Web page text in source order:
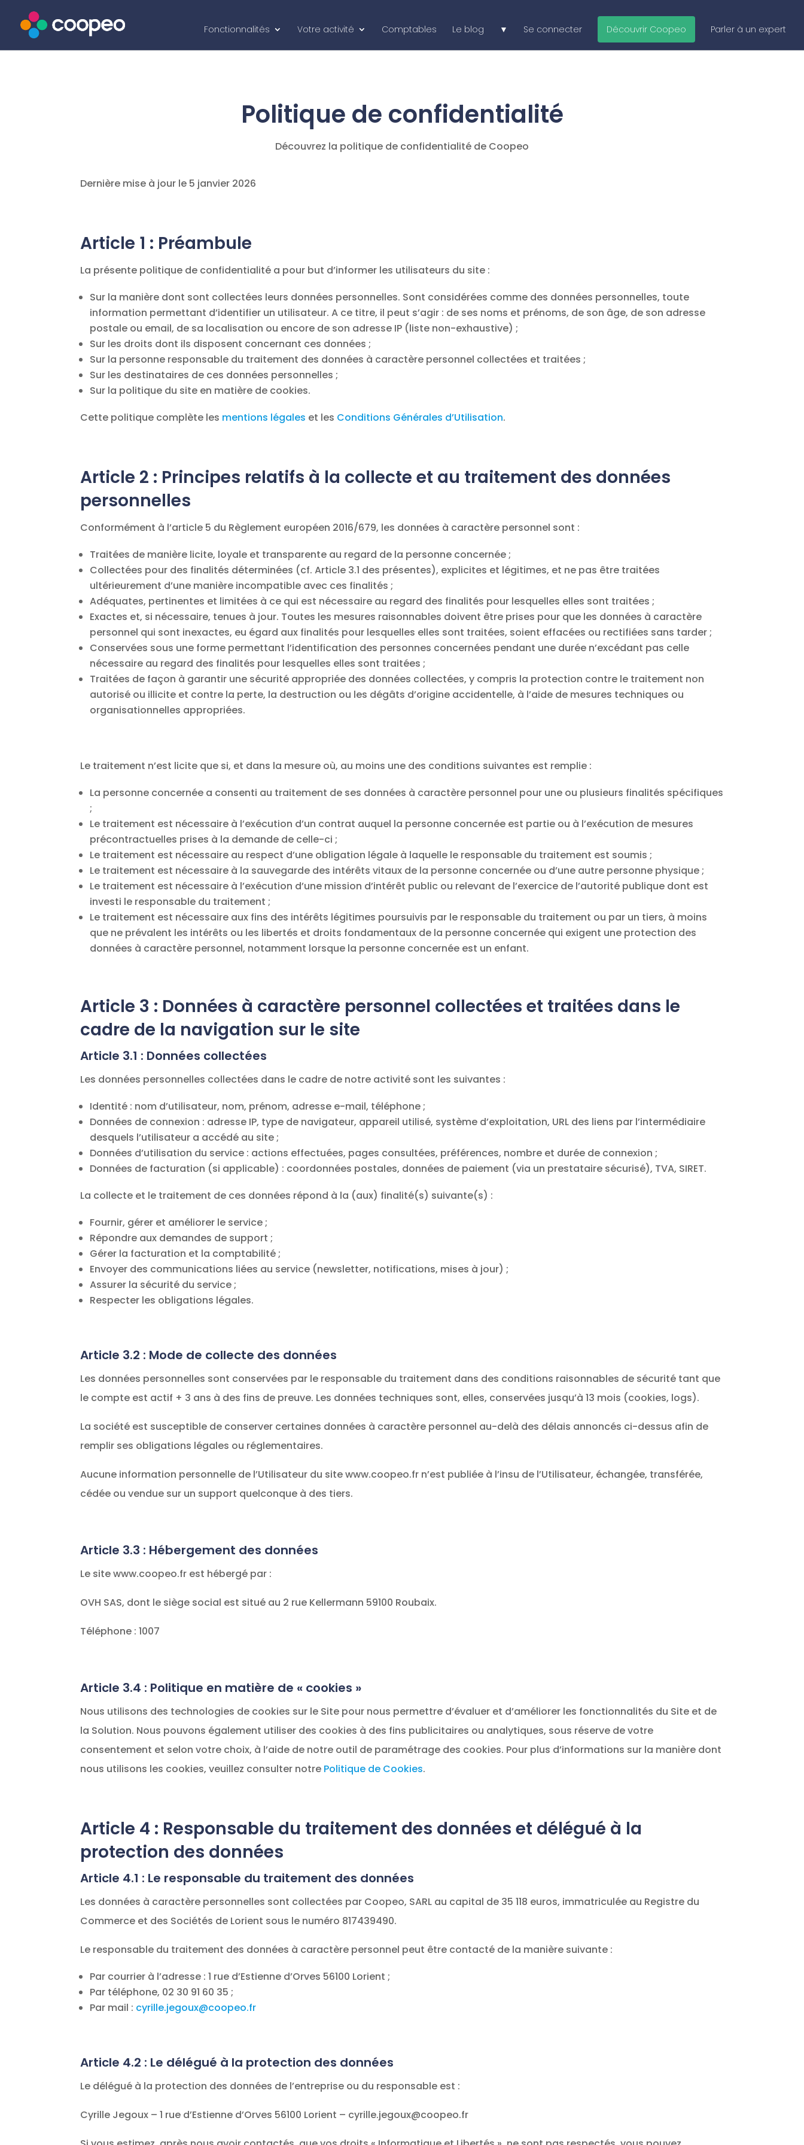
Fonctionnalités Votre activité Comptables Le blog ▼ Se connecter Découvrir Coopeo Parler à un expert
Politique de confidentialité
Découvrez la politique de confidentialité de Coopeo
Dernière mise à jour le 5 janvier 2026
Article 1 : Préambule
La présente politique de confidentialité a pour but d’informer les utilisateurs du site :
Sur la manière dont sont collectées leurs données personnelles. Sont considérées comme des données personnelles, toute
information permettant d’identifier un utilisateur. A ce titre, il peut s’agir : de ses noms et prénoms, de son âge, de son adresse
postale ou email, de sa localisation ou encore de son adresse IP (liste non-exhaustive) ;
Sur les droits dont ils disposent concernant ces données ;
Sur la personne responsable du traitement des données à caractère personnel collectées et traitées ;
Sur les destinataires de ces données personnelles ;
Sur la politique du site en matière de cookies.
Cette politique complète les mentions légales et les Conditions Générales d’Utilisation.
Article 2 : Principes relatifs à la collecte et au traitement des données
personnelles
Conformément à l’article 5 du Règlement européen 2016/679, les données à caractère personnel sont :
Traitées de manière licite, loyale et transparente au regard de la personne concernée ;
Collectées pour des finalités déterminées (cf. Article 3.1 des présentes), explicites et légitimes, et ne pas être traitées
ultérieurement d’une manière incompatible avec ces finalités ;
Adéquates, pertinentes et limitées à ce qui est nécessaire au regard des finalités pour lesquelles elles sont traitées ;
Exactes et, si nécessaire, tenues à jour. Toutes les mesures raisonnables doivent être prises pour que les données à caractère
personnel qui sont inexactes, eu égard aux finalités pour lesquelles elles sont traitées, soient effacées ou rectifiées sans tarder ;
Conservées sous une forme permettant l’identification des personnes concernées pendant une durée n’excédant pas celle
nécessaire au regard des finalités pour lesquelles elles sont traitées ;
Traitées de façon à garantir une sécurité appropriée des données collectées, y compris la protection contre le traitement non
autorisé ou illicite et contre la perte, la destruction ou les dégâts d’origine accidentelle, à l’aide de mesures techniques ou
organisationnelles appropriées.
Le traitement n’est licite que si, et dans la mesure où, au moins une des conditions suivantes est remplie :
La personne concernée a consenti au traitement de ses données à caractère personnel pour une ou plusieurs finalités spécifiques
;
Le traitement est nécessaire à l’exécution d’un contrat auquel la personne concernée est partie ou à l’exécution de mesures
précontractuelles prises à la demande de celle-ci ;
Le traitement est nécessaire au respect d’une obligation légale à laquelle le responsable du traitement est soumis ;
Le traitement est nécessaire à la sauvegarde des intérêts vitaux de la personne concernée ou d’une autre personne physique ;
Le traitement est nécessaire à l’exécution d’une mission d’intérêt public ou relevant de l’exercice de l’autorité publique dont est
investi le responsable du traitement ;
Le traitement est nécessaire aux fins des intérêts légitimes poursuivis par le responsable du traitement ou par un tiers, à moins
que ne prévalent les intérêts ou les libertés et droits fondamentaux de la personne concernée qui exigent une protection des
données à caractère personnel, notamment lorsque la personne concernée est un enfant.
Article 3 : Données à caractère personnel collectées et traitées dans le
cadre de la navigation sur le site
Article 3.1 : Données collectées
Les données personnelles collectées dans le cadre de notre activité sont les suivantes :
Identité : nom d’utilisateur, nom, prénom, adresse e-mail, téléphone ;
Données de connexion : adresse IP, type de navigateur, appareil utilisé, système d’exploitation, URL des liens par l’intermédiaire
desquels l’utilisateur a accédé au site ;
Données d’utilisation du service : actions effectuées, pages consultées, préférences, nombre et durée de connexion ;
Données de facturation (si applicable) : coordonnées postales, données de paiement (via un prestataire sécurisé), TVA, SIRET.
La collecte et le traitement de ces données répond à la (aux) finalité(s) suivante(s) :
Fournir, gérer et améliorer le service ;
Répondre aux demandes de support ;
Gérer la facturation et la comptabilité ;
Envoyer des communications liées au service (newsletter, notifications, mises à jour) ;
Assurer la sécurité du service ;
Respecter les obligations légales.
Article 3.2 : Mode de collecte des données
Les données personnelles sont conservées par le responsable du traitement dans des conditions raisonnables de sécurité tant que
le compte est actif + 3 ans à des fins de preuve. Les données techniques sont, elles, conservées jusqu’à 13 mois (cookies, logs).
La société est susceptible de conserver certaines données à caractère personnel au-delà des délais annoncés ci-dessus afin de
remplir ses obligations légales ou réglementaires.
Aucune information personnelle de l’Utilisateur du site www.coopeo.fr n’est publiée à l’insu de l’Utilisateur, échangée, transférée,
cédée ou vendue sur un support quelconque à des tiers.
Article 3.3 : Hébergement des données
Le site www.coopeo.fr est hébergé par :
OVH SAS, dont le siège social est situé au 2 rue Kellermann 59100 Roubaix.
Téléphone : 1007
Article 3.4 : Politique en matière de « cookies »
Nous utilisons des technologies de cookies sur le Site pour nous permettre d’évaluer et d’améliorer les fonctionnalités du Site et de
la Solution. Nous pouvons également utiliser des cookies à des fins publicitaires ou analytiques, sous réserve de votre
consentement et selon votre choix, à l’aide de notre outil de paramétrage des cookies. Pour plus d’informations sur la manière dont
nous utilisons les cookies, veuillez consulter notre Politique de Cookies.
Article 4 : Responsable du traitement des données et délégué à la
protection des données
Article 4.1 : Le responsable du traitement des données
Les données à caractère personnelles sont collectées par Coopeo, SARL au capital de 35 118 euros, immatriculée au Registre du
Commerce et des Sociétés de Lorient sous le numéro 817439490.
Le responsable du traitement des données à caractère personnel peut être contacté de la manière suivante :
Par courrier à l’adresse : 1 rue d’Estienne d’Orves 56100 Lorient ;
Par téléphone, 02 30 91 60 35 ;
Par mail : cyrille.jegoux@coopeo.fr
Article 4.2 : Le délégué à la protection des données
Le délégué à la protection des données de l’entreprise ou du responsable est :
Cyrille Jegoux – 1 rue d’Estienne d’Orves 56100 Lorient – cyrille.jegoux@coopeo.fr